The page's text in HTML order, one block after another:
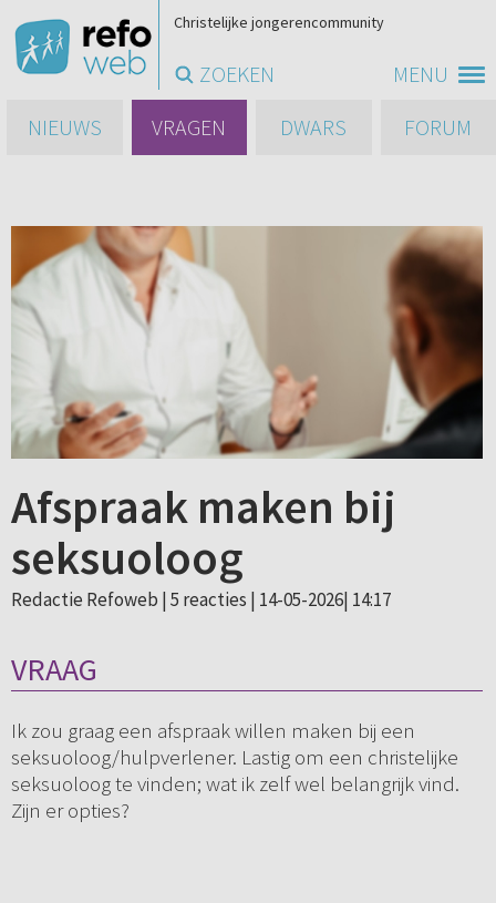
MENU
Christelijke jongerencommunity
ZOEKEN
NIEUWS
VRAGEN DWARS FORUM
Afspraak maken bij
seksuoloog
Redactie Refoweb | 5 reacties | 14-05-2026| 14:17
VRAAG
Ik zou graag een afspraak willen maken bij een
seksuoloog/hulpverlener. Lastig om een christelijke
seksuoloog te vinden; wat ik zelf wel belangrijk vind.
Zijn er opties?